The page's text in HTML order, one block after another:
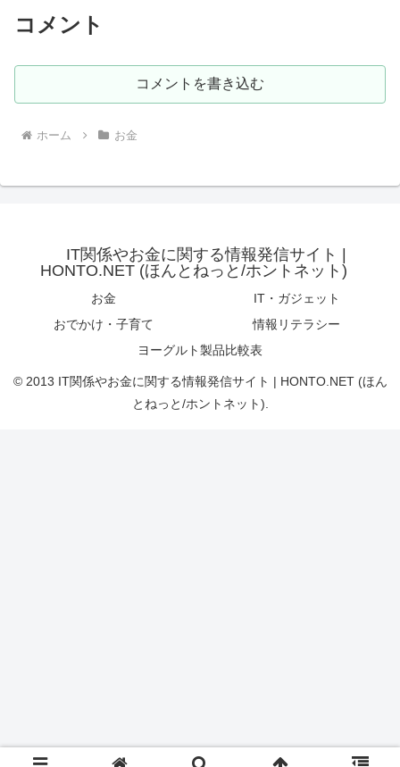
コメント
コメントを書き込む
ホーム お金
IT関係やお金に関する情報発信サイト |
HONTO.NET (ほんとねっと/ホントネット)
お金
IT・ガジェット
おでかけ・子育て
情報リテラシー
ヨーグルト製品比較表
© 2013 IT関係やお金に関する情報発信サイト | HONTO.NET (ほん
とねっと/ホントネット).